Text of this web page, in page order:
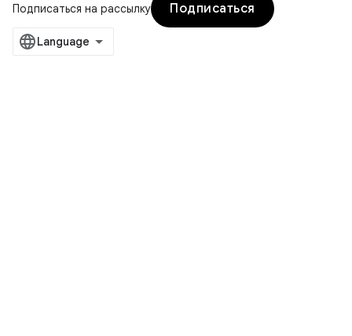
Подписаться на рассылку
Подписаться